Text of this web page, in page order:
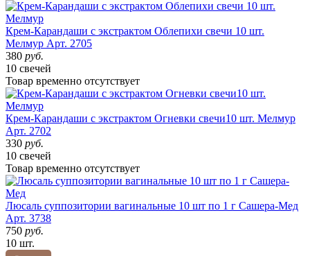
Крем-Карандаши с экстрактом Облепихи свечи 10 шт.
Мелмур Арт. 2705
380 руб.
10 свечей
Товар временно отсутствует
Крем-Карандаши с экстрактом Огневки свечи10 шт. Мелмур
Арт. 2702
330 руб.
10 свечей
Товар временно отсутствует
Люсаль суппозитории вагинальные 10 шт по 1 г Сашера-Мед
Арт. 3738
750 руб.
10 шт.